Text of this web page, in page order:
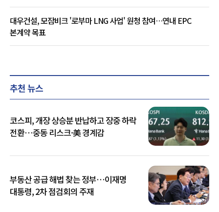
대우건설, 모잠비크 '로부마 LNG 사업' 원청 참여…연내 EPC
본계약 목표
추천 뉴스
코스피, 개장 상승분 반납하고 장중 하락
전환…중동 리스크·美 경계감
부동산 공급 해법 찾는 정부…이재명
대통령, 2차 점검회의 주재